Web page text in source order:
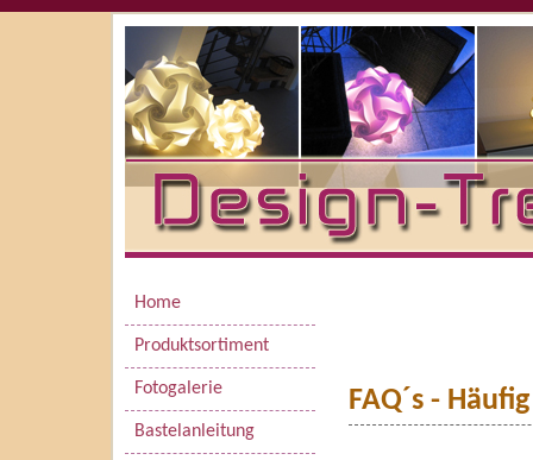
FAQ´s -
Home
Produktsortiment
Fotogalerie
Bastelanleitung